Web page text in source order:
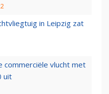
in Leipzig zat
commerciële vlucht met
uit